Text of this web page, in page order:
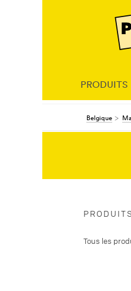
PRODUITS
Belgique
Tous les